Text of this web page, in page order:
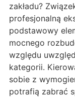
zakładu?
profesjonalną
podstawowy
mocnego
względu
kategorii.
sobie z
potrafią zabrać